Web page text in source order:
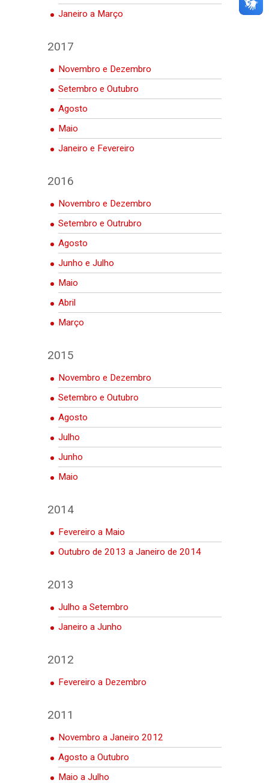
Janeiro a Março
2017
Novembro e Dezembro
Setembro e Outubro
Agosto
Maio
Janeiro e Fevereiro
2016
Novembro e Dezembro
Setembro e Outrubro
Agosto
Junho e Julho
Maio
Abril
Março
2015
Novembro e Dezembro
Setembro e Outubro
Agosto
Julho
Junho
Maio
2014
Fevereiro a Maio
Outubro de 2013 a Janeiro de 2014
2013
Julho a Setembro
Janeiro a Junho
2012
Fevereiro a Dezembro
2011
Novembro a Janeiro 2012
Agosto a Outubro
Maio a Julho